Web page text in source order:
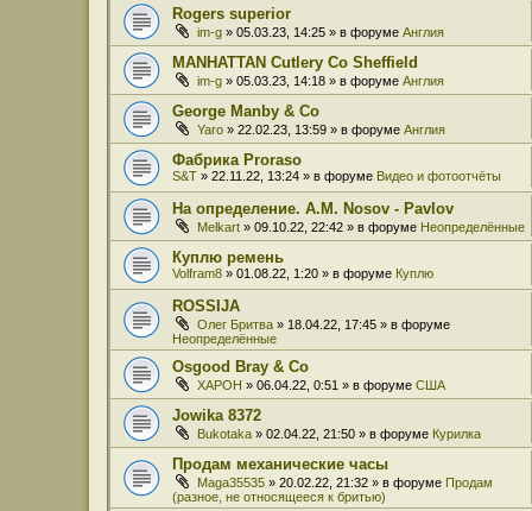
Rogers superior
im-g » 05.03.23, 14:25 » в форуме Англия
MANHATTAN Cutlery Co Sheffield
im-g » 05.03.23, 14:18 » в форуме Англия
George Manby & Co
Yaro » 22.02.23, 13:59 » в форуме Англия
Фабрика Proraso
S&T » 22.11.22, 13:24 » в форуме Видео и фотоотчёты
На определение. A.M. Nosov - Pavlov
Melkart » 09.10.22, 22:42 » в форуме Неопределённые
Куплю ремень
Volfram8 » 01.08.22, 1:20 » в форуме Куплю
ROSSIJA
Олег Бритва » 18.04.22, 17:45 » в форуме
Неопределённые
Osgood Bray & Co
XAPOH » 06.04.22, 0:51 » в форуме США
Jowika 8372
Bukotaka » 02.04.22, 21:50 » в форуме Курилка
Продам механические часы
Maga35535 » 20.02.22, 21:32 » в форуме Продам
(разное, не относящееся к бритью)